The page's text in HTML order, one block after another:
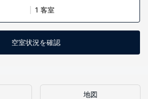
1 客室
空室状況を確認
地図